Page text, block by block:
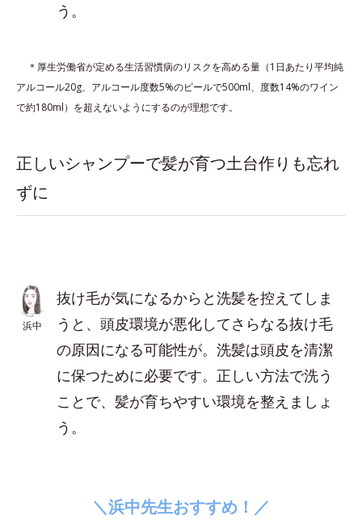
う。
＊厚生労働省が定める生活習慣病のリスクを高める量（1日あたり平均純
アルコール20g、アルコール度数5%のビールで500ml、度数14%のワイン
で約180ml）を超えないようにするのが理想です。
正しいシャンプーで髪が育つ土台作りも忘れ
ずに
浜中
抜け毛が気になるからと洗髪を控えてしま
うと、頭皮環境が悪化してさらなる抜け毛
の原因になる可能性が。洗髪は頭皮を清潔
に保つために必要です。正しい方法で洗う
ことで、髪が育ちやすい環境を整えましょ
う。
＼浜中先生おすすめ！／